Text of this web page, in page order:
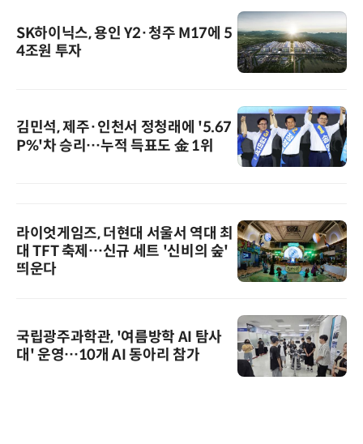
SK하이닉스, 용인 Y2·청주 M17에 5
4조원 투자
김민석, 제주·인천서 정청래에 '5.67
P%'차 승리…누적 득표도 金 1위
라이엇게임즈, 더현대 서울서 역대 최
대 TFT 축제…신규 세트 '신비의 숲'
띄운다
국립광주과학관, '여름방학 AI 탐사
대' 운영…10개 AI 동아리 참가